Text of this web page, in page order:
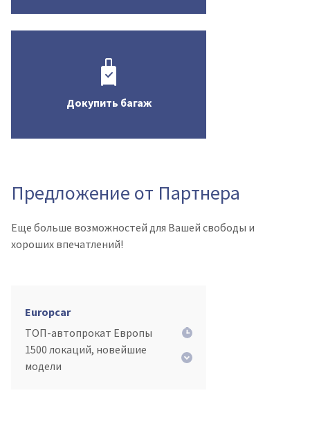
Докупить багаж
Предложение от Партнера
Еще больше возможностей для Вашей свободы и
хороших впечатлений!
Europcar
ТОП-автопрокат Европы
1500 локаций, новейшие
модели